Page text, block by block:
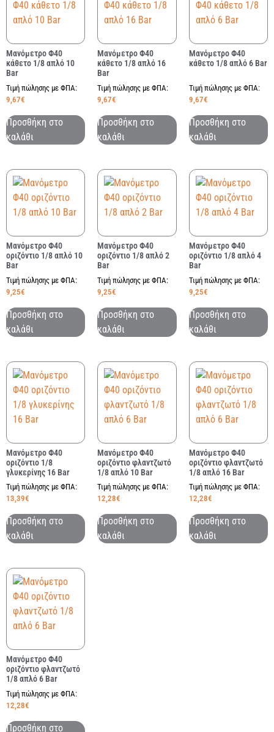
Μανόμετρο Φ40
κάθετο 1/8 απλό 10
Bar
Τιμή πώλησης με ΦΠΑ:
9,67€
Προσθήκη στο
καλάθι
Μανόμετρο Φ40
κάθετο 1/8 απλό 16
Bar
Τιμή πώλησης με ΦΠΑ:
9,67€
Προσθήκη στο
καλάθι
Μανόμετρο Φ40
κάθετο 1/8 απλό 6 Bar
Τιμή πώλησης με ΦΠΑ:
9,67€
Προσθήκη στο
καλάθι
Μανόμετρο Φ40
οριζόντιο 1/8 απλό 10
Bar
Τιμή πώλησης με ΦΠΑ:
9,25€
Προσθήκη στο
καλάθι
Μανόμετρο Φ40
οριζόντιο 1/8 απλό 2
Bar
Τιμή πώλησης με ΦΠΑ:
9,25€
Προσθήκη στο
καλάθι
Μανόμετρο Φ40
οριζόντιο 1/8 απλό 4
Bar
Τιμή πώλησης με ΦΠΑ:
9,25€
Προσθήκη στο
καλάθι
Μανόμετρο Φ40
οριζόντιο 1/8
γλυκερίνης 16 Bar
Τιμή πώλησης με ΦΠΑ:
13,39€
Προσθήκη στο
καλάθι
Μανόμετρο Φ40
οριζόντιο φλαντζωτό
1/8 απλό 10 Bar
Τιμή πώλησης με ΦΠΑ:
12,28€
Προσθήκη στο
καλάθι
Μανόμετρο Φ40
οριζόντιο φλαντζωτό
1/8 απλό 16 Bar
Τιμή πώλησης με ΦΠΑ:
12,28€
Προσθήκη στο
καλάθι
Μανόμετρο Φ40
οριζόντιο φλαντζωτό
1/8 απλό 6 Bar
Τιμή πώλησης με ΦΠΑ:
12,28€
Προσθήκη στο